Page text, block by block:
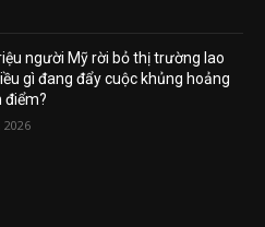
người Mỹ rời bỏ thị trường lao
gì đang đẩy cuộc khủng hoảng
điểm?
2026